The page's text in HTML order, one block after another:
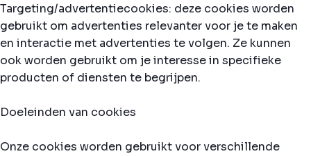
Targeting/advertentiecookies: deze cookies worden
gebruikt om advertenties relevanter voor je te maken
en interactie met advertenties te volgen. Ze kunnen
ook worden gebruikt om je interesse in specifieke
producten of diensten te begrijpen.
Doeleinden van cookies
Onze cookies worden gebruikt voor verschillende